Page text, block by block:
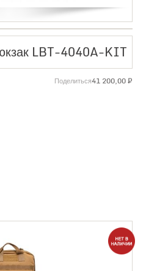
LBT-4040A-KIT
41 200,00₽
Поделиться